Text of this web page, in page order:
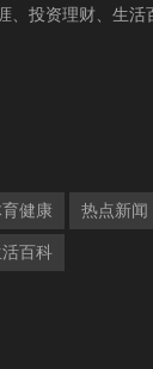
、投资理财、生活
健康 热点新闻
百科